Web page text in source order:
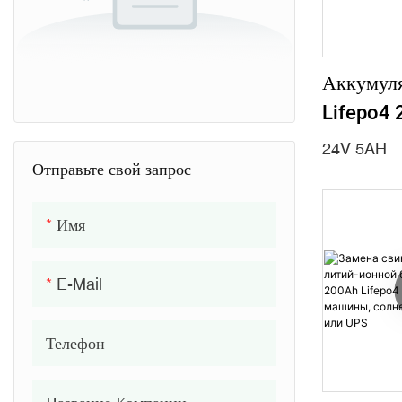
Отправьте свой запрос
Имя
E-Mail
Телефон
Lifepo4
24V 5AH